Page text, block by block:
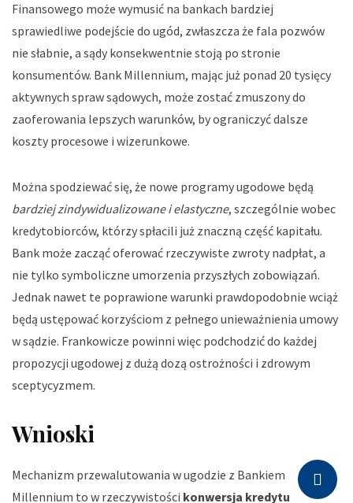
Finansowego może wymusić na bankach bardziej
sprawiedliwe podejście do ugód, zwłaszcza że fala pozwów
nie słabnie, a sądy konsekwentnie stoją po stronie
konsumentów. Bank Millennium, mając już ponad 20 tysięcy
aktywnych spraw sądowych, może zostać zmuszony do
zaoferowania lepszych warunków, by ograniczyć dalsze
koszty procesowe i wizerunkowe.
Można spodziewać się, że nowe programy ugodowe będą
bardziej zindywidualizowane i elastyczne, szczególnie wobec
kredytobiorców, którzy spłacili już znaczną część kapitału.
Bank może zacząć oferować rzeczywiste zwroty nadpłat, a
nie tylko symboliczne umorzenia przyszłych zobowiązań.
Jednak nawet te poprawione warunki prawdopodobnie wciąż
będą ustępować korzyściom z pełnego unieważnienia umowy
w sądzie. Frankowicze powinni więc podchodzić do każdej
propozycji ugodowej z dużą dozą ostrożności i zdrowym
sceptycyzmem.
Wnioski
Mechanizm przewalutowania w ugodzie z Bankiem
Millennium to w rzeczywistości konwersja kredytu